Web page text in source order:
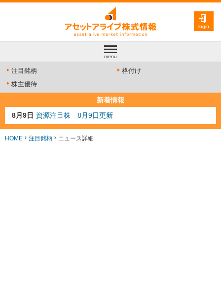
login
menu
注目銘柄
格付け
株主優待
新着情報
8月9日 資源注目株 8月9日更新
8月4日 AI注目株 8月4日更新
8月3日 人気業種注目株 8月3日更新
HOME 注目銘柄 ニュース詳細